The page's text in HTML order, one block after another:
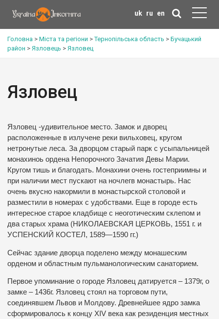
uk ru en
Головна > Міста та регіони >Тернопільська область > Бучацький
район > Язловець > Язловец
Язловец
Язловец -удивительное место. Замок и дворец
расположенные в излучене реки вильховец, кругом
нетронутые леса. За дворцом старый парк с усыпальницей
монахиноь ордена Непорочного Зачатия Девы Марии.
Кругом тишь и благодать. Монахини очень гостеприимны и
при наличии мест пускают на ночлегв монастырь. Нас
очень вкусно накормили в монастырской столовой и
разместили в номерах с удобствами. Еще в городе есть
интересное старое кладбище с неоготическим склепом и
два старых храма (НИКОЛАЕВСКАЯ ЦЕРКОВЬ, 1551 г. и
УСПЕНСКИЙ КОСТЕЛ, 1589—1590 гг.)
Сейчас здание дворца поделено между монашеским
орденом и областным пульманологическим санаторием.
Первое упоминание о городе Язловец датируется – 1379г, о
замке – 1436г. Язловец стоял на торговом пути,
соединявшем Львов и Молдову. Древнейшее ядро замка
сформировалось к концу XIV века как резиденция местных